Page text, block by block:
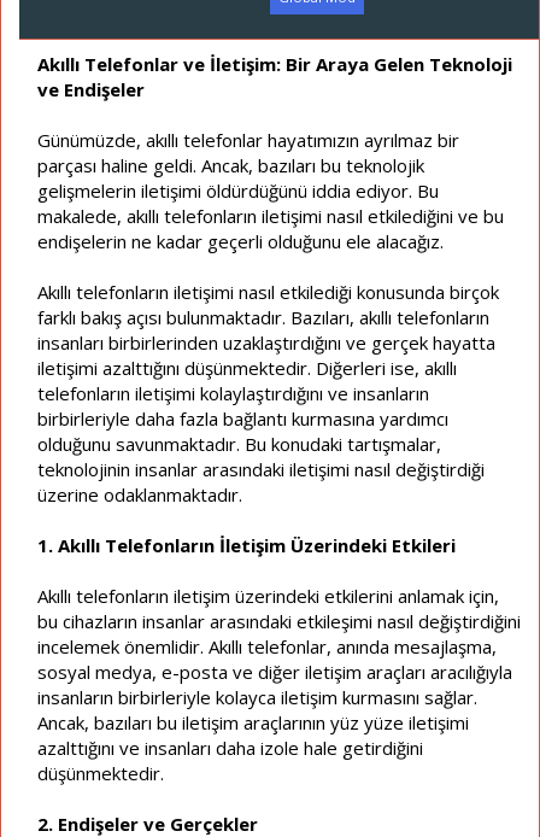
t
r
i
h
i
Akıllı Telefonlar ve İletişim: Bir Araya Gelen Teknoloji
ve Endişeler
Günümüzde, akıllı telefonlar hayatımızın ayrılmaz bir
parçası haline geldi. Ancak, bazıları bu teknolojik
gelişmelerin iletişimi öldürdüğünü iddia ediyor. Bu
makalede, akıllı telefonların iletişimi nasıl etkilediğini ve bu
endişelerin ne kadar geçerli olduğunu ele alacağız.
Akıllı telefonların iletişimi nasıl etkilediği konusunda birçok
farklı bakış açısı bulunmaktadır. Bazıları, akıllı telefonların
insanları birbirlerinden uzaklaştırdığını ve gerçek hayatta
iletişimi azalttığını düşünmektedir. Diğerleri ise, akıllı
telefonların iletişimi kolaylaştırdığını ve insanların
birbirleriyle daha fazla bağlantı kurmasına yardımcı
olduğunu savunmaktadır. Bu konudaki tartışmalar,
teknolojinin insanlar arasındaki iletişimi nasıl değiştirdiği
üzerine odaklanmaktadır.
1. Akıllı Telefonların İletişim Üzerindeki Etkileri
Akıllı telefonların iletişim üzerindeki etkilerini anlamak için,
bu cihazların insanlar arasındaki etkileşimi nasıl değiştirdiğini
incelemek önemlidir. Akıllı telefonlar, anında mesajlaşma,
sosyal medya, e-posta ve diğer iletişim araçları aracılığıyla
insanların birbirleriyle kolayca iletişim kurmasını sağlar.
Ancak, bazıları bu iletişim araçlarının yüz yüze iletişimi
azalttığını ve insanları daha izole hale getirdiğini
düşünmektedir.
2. Endişeler ve Gerçekler